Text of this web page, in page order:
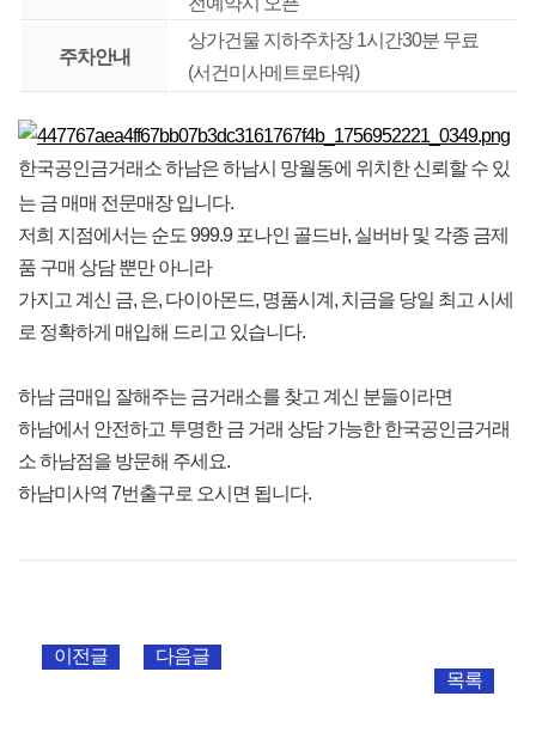
주차안내
상가건물 지하주차장 1시간30분 무료
(서건미사메트로타워)
한국공인금거래소 하남은 하남시 망월동에 위치한 신뢰할 수 있
는 금 매매 전문매장 입니다.
저희 지점에서는 순도 999.9 포나인 골드바, 실버바 및 각종 금제
품 구매 상담 뿐만 아니라
가지고 계신 금, 은, 다이아몬드, 명품시계, 치금을 당일 최고 시세
로 정확하게 매입해 드리고 있습니다.
하남 금매입 잘해주는 금거래소를 찾고 계신 분들이라면
하남에서 안전하고 투명한 금 거래 상담 가능한 한국공인금거래
소 하남점을 방문해 주세요.
하남미사역 7번출구로 오시면 됩니다.
이전글
다음글
목록